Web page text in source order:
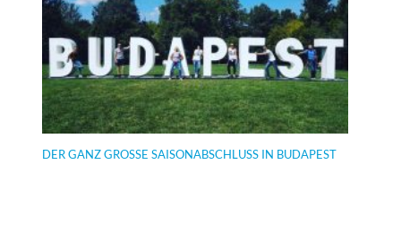
DER GANZ GROSSE SAISONABSCHLUSS IN BUDAPEST